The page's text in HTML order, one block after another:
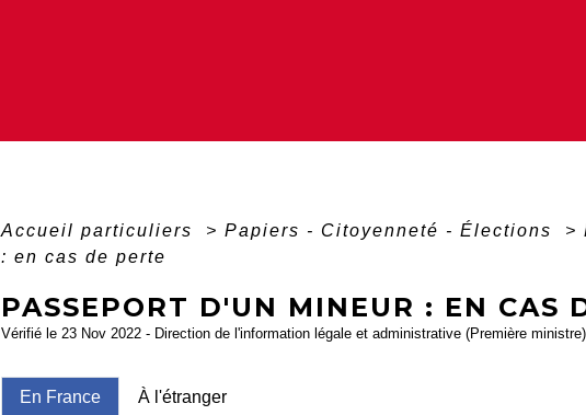
Accueil particuliers > Papiers - Citoyenneté - Élections >
: en cas de perte
PASSEPORT D'UN MINEUR : EN CAS
Vérifié le 23 Nov 2022 - Direction de l'information légale et administrative (Première ministre)
En France À l'étranger